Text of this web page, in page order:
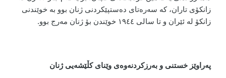
زانکۆی تاران، کە سەرەتای دەستپێکردنی ژنان بوو بە خوێندنی
زانکۆ لە ئێران و تا سالی ١٩٤٤ خوێندن بۆ ژنان مەرج بوو.
پەراوێز خستنی و بەرزکردنەوەی وێنای کڵێشەیی ژنان